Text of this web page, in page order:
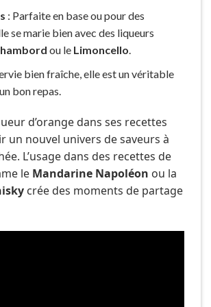
: Parfaite en base ou pour des
se marie bien avec des liqueurs
ou le Limoncello.
bien fraîche, elle est un véritable
bon repas.
d’orange dans ses recettes
un nouvel univers de saveurs à
L’usage dans des recettes de
le Mandarine Napoléon ou la
crée des moments de partage